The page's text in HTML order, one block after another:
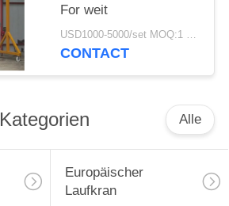
For weit
USD1000-5000/set MOQ:1 Satz
CONTACT
Alle
Europäischer
Laufkran